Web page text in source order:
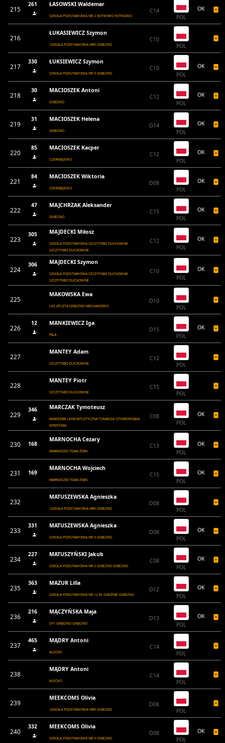
215
261 ŁASOWSKI Waldemar
SZKOŁA PODSTAWOWA NR 2 WITKOWO WITKOWO
C14
POL
OK
216
ŁUKASIEWICZ Szymon
-SZKOŁA PODSTAWOWA NR9 GNIEZNO
C10
POL
217
330 ŁUKSIEWICZ Szymon
SZKOŁA PODSTAWOWA NR 9 GNIEZNO
C10
POL
OK
218
30 MACIOSZEK Antoni
GNIEZNO
C12
POL
OK
219
31 MACIOSZEK Helena
GNIEZNO
D14
POL
OK
220
85 MACIOSZEK Kacper
CZERNIEJEWO
C12
POL
OK
221
84 MACIOSZEK Wiktoria
CZERNIEJEWO
D08
POL
OK
222
47 MAJCHRZAK Aleksander
GNIEZNO
C15
POL
OK
223
305 MAJDECKI Miłosz
SZKOŁA PODSTAWOWA SZCZYTNIKI DUCHOWNE
SZCZYTNIKI DUCHOWNE
C12
POL
OK
224
306 MAJDECKI Szymon
SZKOŁA PODSTAWOWA SZCZYTNIKI DUCHOWNE
SZCZYTNIKI DUCHOWNE
C10
POL
OK
225
MAKOWSKA Ewa
LKS ATLETA GNIEZNO NIECHANOWO
D10
POL
226
12 MANKIEWICZ Iga
PIŁA
D15
POL
OK
227
MANTEY Adam
SZCZYTNIKI DUCHOWNE
C12
POL
228
MANTEY Piotr
SZCZYTNIKI DUCHOWNE
C15
POL
229
346 MARCZAK Tymoteusz
AKADEMIA LEKKOATLETYCZNA TOMASZA SZYMKOWIAKA
WRZEŚNIA
C08
POL
OK
230 168
MARNOCHA Cezary
MARNOSZKI TEAM ŻNIN
C13
POL
OK
231 169
MARNOCHA Wojciech
MARNOSZKI TEAM ŻNIN
C15
POL
OK
232
MATUSZEWSKA Agnieszka
-SZKOŁA PODSTAWOWA NR9 GNIEZNO
D08
POL
233
331 MATUSZEWSKA Agnieszka
SZKOŁA PODSTAWOWA NR 9 GNIEZNO
D08
POL
OK
234
227 MATUSZYŃSKI Jakub
SZKOLA PODSTAWOWA NR 2 GNIEZNO GNIEZNO
C08
POL
OK
235
363 MAZUR Lilla
SZKOŁA PODSTAWOWA NR 12 W GNEŹNIE GNIEZNO
D12
POL
OK
236
216 MĄCZYŃSKA Maja
SP1 GNIEZNO GNIEZNO
D13
POL
OK
237
465 MĄDRY Antoni
KŁECKO
C14
POL
238
MĄDRY Antoni
KŁECKO
C14
POL
239
MEEKCOMS Olivia
-SZKOŁA PODSTAWOWA NR9 GNIEZNO
D08
POL
240
332 MEEKCOMS Olivia
SZKOŁA PODSTAWOWA NR 9 GNIEZNO
D08
POL
OK